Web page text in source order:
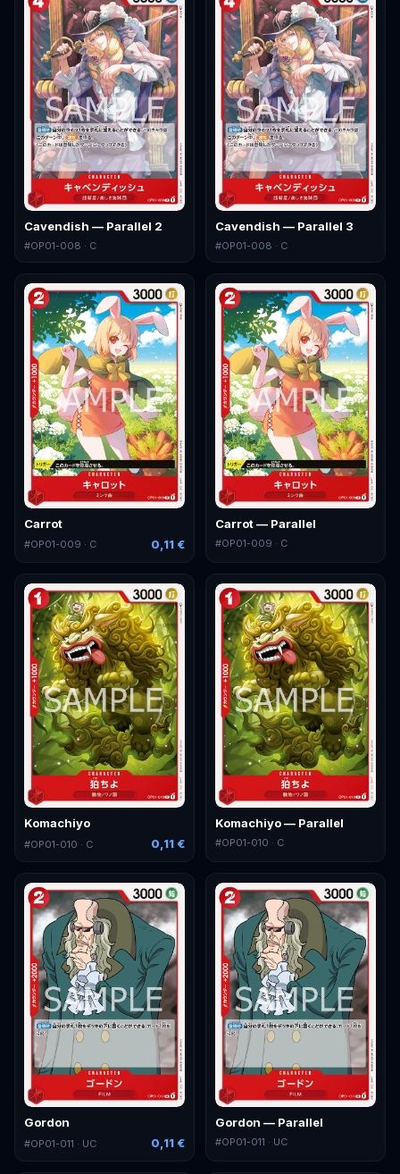
Cavendish — Parallel 2
#OP01-008 · C
Cavendish — Parallel 3
#OP01-008 · C
Carrot
#OP01-009 · C 0,11 €
Carrot — Parallel
#OP01-009 · C
Komachiyo
#OP01-010 · C 0,11 €
Komachiyo — Parallel
#OP01-010 · C
Gordon
#OP01-011 · UC 0,11 €
Gordon — Parallel
#OP01-011 · UC